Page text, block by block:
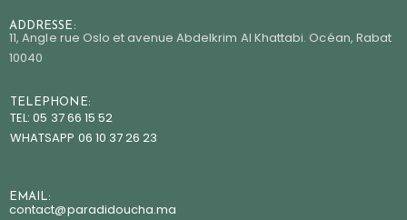
ADDRESSE:
11, Angle rue Oslo et avenue Abdelkrim Al Khattabi. Océan, Rabat
10040
TELEPHONE:
TEL: 05 37 66 15 52
WHATSAPP 06 10 37 26 23
EMAIL:
contact@paradidoucha.ma